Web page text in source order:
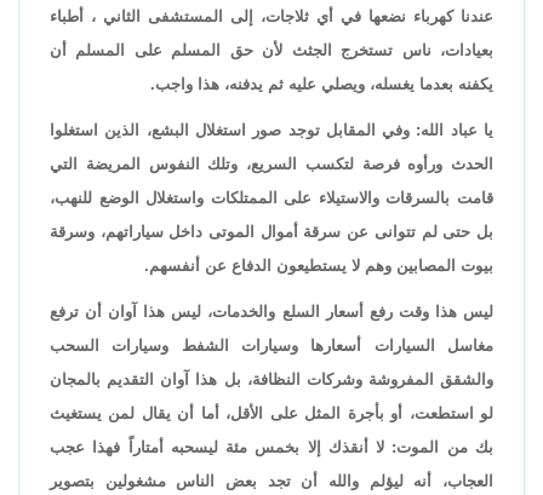
عندنا كهرباء نضعها في أي ثلاجات، إلى المستشفى الثاني ، أطباء
بعيادات، ناس تستخرج الجثث لأن حق المسلم على المسلم أن
يكفنه بعدما يغسله، ويصلي عليه ثم يدفنه، هذا واجب.
يا عباد الله: وفي المقابل توجد صور استغلال البشع، الذين استغلوا
الحدث ورأوه فرصة لتكسب السريع، وتلك النفوس المريضة التي
قامت بالسرقات والاستيلاء على الممتلكات واستغلال الوضع للنهب،
بل حتى لم تتوانى عن سرقة أموال الموتى داخل سياراتهم، وسرقة
بيوت المصابين وهم لا يستطيعون الدفاع عن أنفسهم.
ليس هذا وقت رفع أسعار السلع والخدمات، ليس هذا آوان أن ترفع
مغاسل السيارات أسعارها وسيارات الشفط وسيارات السحب
والشقق المفروشة وشركات النظافة، بل هذا آوان التقديم بالمجان
لو استطعت، أو بأجرة المثل على الأقل، أما أن يقال لمن يستغيث
بك من الموت: لا أنقذك إلا بخمس مئة ليسحبه أمتاراً فهذا عجب
العجاب، أنه ليؤلم والله أن تجد بعض الناس مشغولين بتصوير